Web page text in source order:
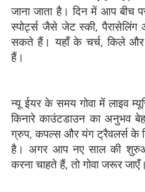
जाना जाता है। दिन में आप बीच
स्पोर्ट्स जैसे जेट स्की, पैरासेलिंग
सकते हैं। यहाँ के चर्च, किले और
हैं।
न्यू ईयर के समय गोवा में लाइव
किनारे काउंटडाउन का अनुभव
ग्रुप, कपल्स और यंग ट्रैवलर्स के
है। अगर आप नए साल की
करना चाहते हैं, तो गोवा जरूर जाएँ।